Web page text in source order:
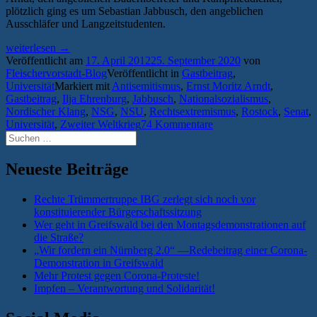
plötzlich ging es um Sebastian Jabbusch, den angeblichen
Ausschläfer und Langzeitstudenten.
„Arndt
revisited.
Über
Urgreifswalder,
Bauernbefreier
und
Kulturbolschewisten.“
weiterlesen →
Veröffentlicht am 17. April 201225. September 2020 von
Fleischervorstadt-BlogVeröffentlicht in Gastbeitrag,
UniversitätMarkiert mit Antisemitismus, Ernst Moritz Arndt,
Gastbeitrag, Ilja Ehrenburg, Jabbusch, Nationalsozialismus,
Nordischer Klang, NSG, NSU, Rechtsextremismus, Rostock, Senat,
Universität, Zweiter Weltkrieg74 Kommentare
Suchen
nach:
Neueste Beiträge
Rechte Trümmertruppe IBG zerlegt sich noch vor
konstituierender Bürgerschaftssitzung
Wer geht in Greifswald bei den Montagsdemonstrationen auf
die Straße?
„Wir fordern ein Nürnberg 2.0“ —Redebeitrag einer Corona-
Demonstration in Greifswald
Mehr Protest gegen Corona-Proteste!
Impfen – Verantwortung und Solidarität!